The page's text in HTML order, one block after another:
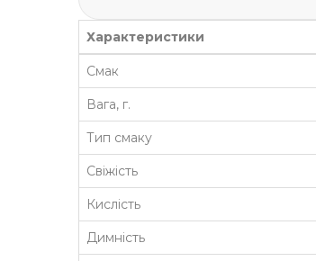
Характеристики
Смак
Вага, г.
Тип смаку
Свіжість
Кислість
Димність